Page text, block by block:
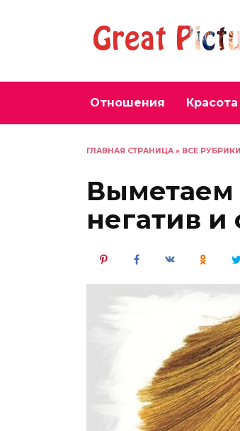
Отношения
ГЛАВНАЯ СТРАНИЦА » ВСЕ РУБРИКИ
Выметаем
негатив